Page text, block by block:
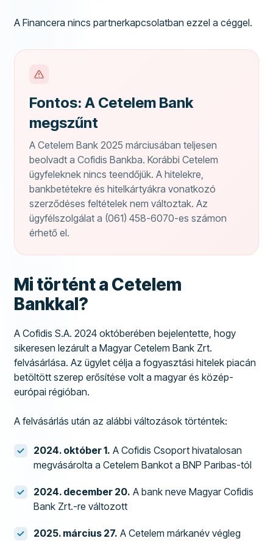
A Financera nincs partnerkapcsolatban ezzel a céggel.
Fontos: A Cetelem Bank
megszűnt
A Cetelem Bank 2025 márciusában teljesen
beolvadt a Cofidis Bankba. Korábbi Cetelem
ügyfeleknek nincs teendőjük. A hitelekre,
bankbetétekre és hitelkártyákra vonatkozó
szerződéses feltételek nem változtak. Az
ügyfélszolgálat a (061) 458-6070-es számon
érhető el.
Mi történt a Cetelem
Bankkal?
A Cofidis S.A. 2024 októberében bejelentette, hogy
sikeresen lezárult a Magyar Cetelem Bank Zrt.
felvásárlása. Az ügylet célja a fogyasztási hitelek piacán
betöltött szerep erősítése volt a magyar és közép-
európai régióban.
A felvásárlás után az alábbi változások történtek:
2024. október 1. A Cofidis Csoport hivatalosan
megvásárolta a Cetelem Bankot a BNP Paribas-tól
2024. december 20. A bank neve Magyar Cofidis
Bank Zrt.-re változott
2025. március 27. A Cetelem márkanév végleg